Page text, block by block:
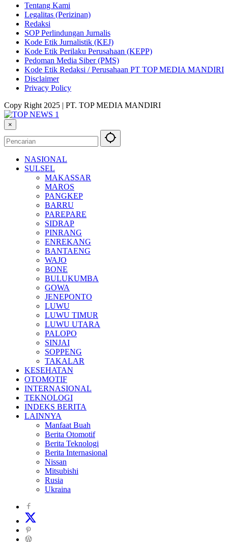
Tentang Kami
Legalitas (Perizinan)
Redaksi
SOP Perlindungan Jurnalis
Kode Etik Jurnalistik (KEJ)
Kode Etik Perilaku Perusahaan (KEPP)
Pedoman Media Siber (PMS)
Kode Etik Redaksi / Perusahaan PT TOP MEDIA MANDIRI
Disclaimer
Privacy Policy
Copy Right 2025 | PT. TOP MEDIA MANDIRI
×
NASIONAL
SULSEL
MAKASSAR
MAROS
PANGKEP
BARRU
PAREPARE
SIDRAP
PINRANG
ENREKANG
BANTAENG
WAJO
BONE
BULUKUMBA
GOWA
JENEPONTO
LUWU
LUWU TIMUR
LUWU UTARA
PALOPO
SINJAI
SOPPENG
TAKALAR
KESEHATAN
OTOMOTIF
INTERNASIONAL
TEKNOLOGI
INDEKS BERITA
LAINNYA
Manfaat Buah
Berita Otomotif
Berita Teknologi
Berita Internasional
Nissan
Mitsubishi
Rusia
Ukraina